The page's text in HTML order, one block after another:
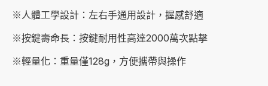
※人體工學設計：左右手通用設計，握感舒適
※按鍵壽命長：按鍵耐用性高達2000萬次點擊
※輕量化：重量僅128g，方便攜帶與操作